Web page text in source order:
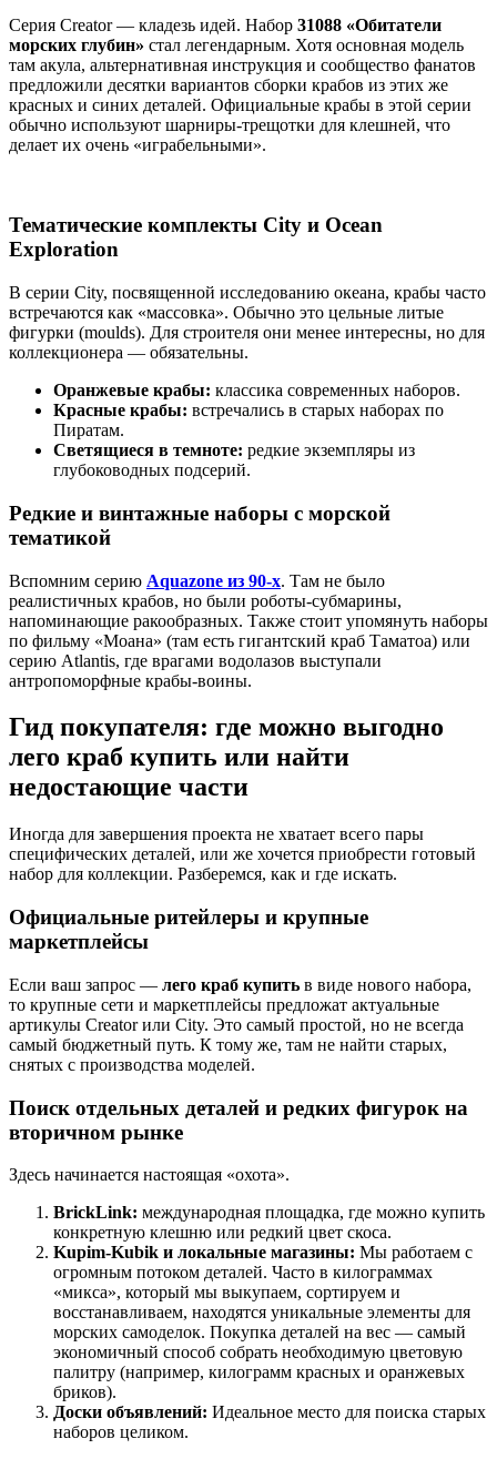
Серия Creator — кладезь идей. Набор 31088 «Обитатели
морских глубин» стал легендарным. Хотя основная модель
там акула, альтернативная инструкция и сообщество фанатов
предложили десятки вариантов сборки крабов из этих же
красных и синих деталей. Официальные крабы в этой серии
обычно используют шарниры-трещотки для клешней, что
делает их очень «играбельными».
Тематические комплекты City и Ocean
Exploration
В серии City, посвященной исследованию океана, крабы часто
встречаются как «массовка». Обычно это цельные литые
фигурки (moulds). Для строителя они менее интересны, но для
коллекционера — обязательны.
Оранжевые крабы: классика современных наборов.
Красные крабы: встречались в старых наборах по
Пиратам.
Светящиеся в темноте: редкие экземпляры из
глубоководных подсерий.
Редкие и винтажные наборы с морской
тематикой
Вспомним серию Aquazone из 90-х. Там не было
реалистичных крабов, но были роботы-субмарины,
напоминающие ракообразных. Также стоит упомянуть наборы
по фильму «Моана» (там есть гигантский краб Таматоа) или
серию Atlantis, где врагами водолазов выступали
антропоморфные крабы-воины.
Гид покупателя: где можно выгодно
лего краб купить или найти
недостающие части
Иногда для завершения проекта не хватает всего пары
специфических деталей, или же хочется приобрести готовый
набор для коллекции. Разберемся, как и где искать.
Официальные ритейлеры и крупные
маркетплейсы
Если ваш запрос — лего краб купить в виде нового набора,
то крупные сети и маркетплейсы предложат актуальные
артикулы Creator или City. Это самый простой, но не всегда
самый бюджетный путь. К тому же, там не найти старых,
снятых с производства моделей.
Поиск отдельных деталей и редких фигурок на
вторичном рынке
Здесь начинается настоящая «охота».
BrickLink: международная площадка, где можно купить
конкретную клешню или редкий цвет скоса.
Kupim-Kubik и локальные магазины: Мы работаем с
огромным потоком деталей. Часто в килограммах
«микса», который мы выкупаем, сортируем и
восстанавливаем, находятся уникальные элементы для
морских самоделок. Покупка деталей на вес — самый
экономичный способ собрать необходимую цветовую
палитру (например, килограмм красных и оранжевых
бриков).
Доски объявлений: Идеальное место для поиска старых
наборов целиком.